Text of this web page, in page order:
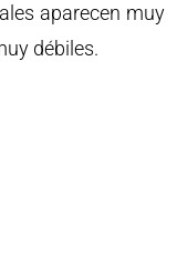
aparecen muy
débiles.